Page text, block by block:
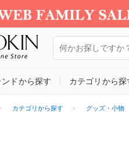
ンドから探す カテゴリから探
カテゴリから探す グッズ・小物